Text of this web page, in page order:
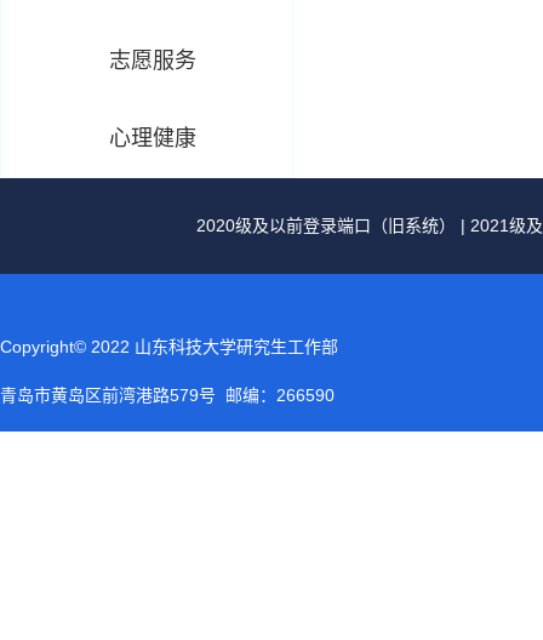
志愿服务
心理健康
2020级及以前登录端口（旧系统） | 2021级
Copyright© 2022 山东科技大学研究生工作部
青岛市黄岛区前湾港路579号 邮编：266590